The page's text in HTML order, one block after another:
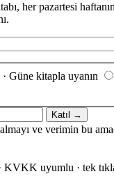
her pazartesi
Güne kitapla uyanın
Katıl →
ve verimin bu
KVKK uyumlu · tek